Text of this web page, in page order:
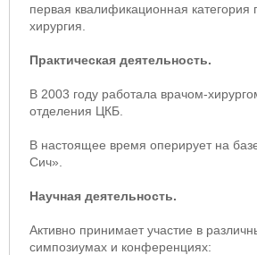
первая квалификационная категория
хирургия.
Практическая деятельность.
В 2003 году работала врачом-
отделения ЦКБ.
В настоящее время оперирует на
Сич».
Научная деятельность.
Активно принимает участие в
симпозиумах и конференциях: